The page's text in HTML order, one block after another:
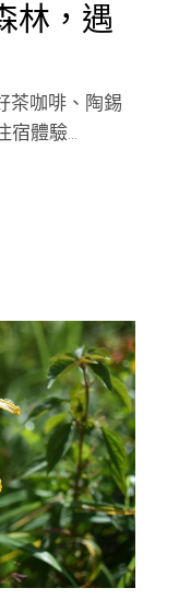
林，遇
茶咖啡、陶錫
宿體驗...